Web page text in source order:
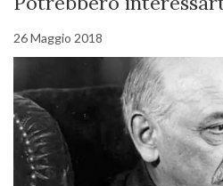
26 Maggio 2018